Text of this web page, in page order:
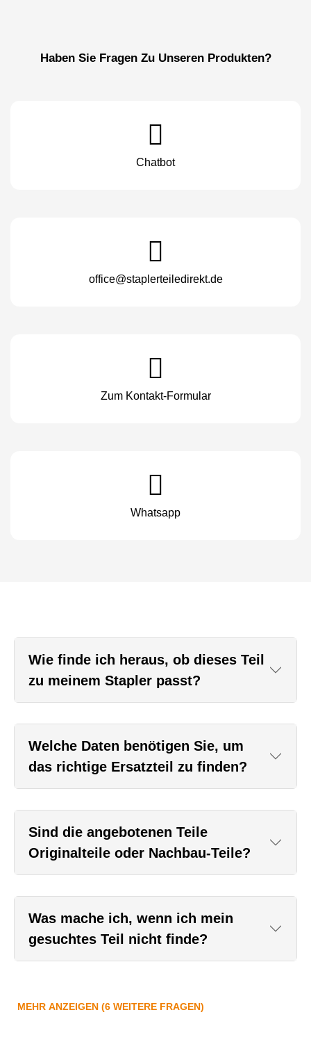
Haben Sie Fragen Zu Unseren Produkten?
Chatbot
office@staplerteiledirekt.de
Zum Kontakt-Formular
Whatsapp
Wie finde ich heraus, ob dieses Teil
zu meinem Stapler passt?
Welche Daten benötigen Sie, um
das richtige Ersatzteil zu finden?
Sind die angebotenen Teile
Originalteile oder Nachbau-Teile?
Was mache ich, wenn ich mein
gesuchtes Teil nicht finde?
MEHR ANZEIGEN (6 WEITERE FRAGEN)